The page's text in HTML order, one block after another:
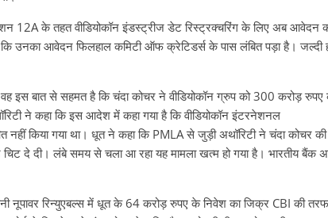
12A के तहत वीडियोकॉन इंडस्ट्रीज डेट रिस्ट्रक्चरिंग के लिए अब आवेदन
उनका आवेदन फिलहाल कमिटी ऑफ क्रेटिडर्स के पास लंबित पड़ा है। जल्दी
इस बात से सहमत है कि चंदा कोचर ने वीडियोकॉन ग्रुप को 300 करोड़ रुपए
ने कहा कि इस आदेश में कहा गया है कि वीडियोकॉन इंटरनेशनल
नहीं किया गया था। धूत ने कहा कि PMLA से जुड़ी अथॉरिटी ने चंदा कोचर की
दे दी। लंबे समय से चला आ रहा यह मामला खत्म हो गया है। भारतीय बैंक
नूपावर रिन्युएबल्स में धूत के 64 करोड़ रुपए के निवेश का जिक्र CBI की तरफ